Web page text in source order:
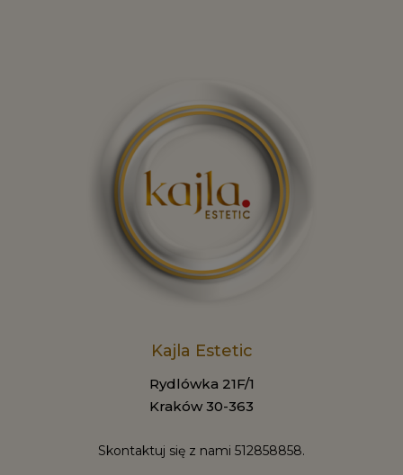
Kajla Estetic
Rydlówka 21F/1
Kraków 30-363
Skontaktuj się z nami 512858858.